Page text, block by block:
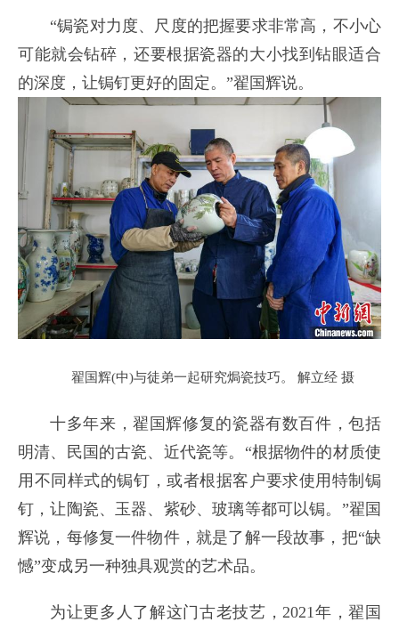
“锔瓷对力度、尺度的把握要求非常高，不小心
可能就会钻碎，还要根据瓷器的大小找到钻眼适合
的深度，让锔钉更好的固定。”翟国辉说。
翟国辉(中)与徒弟一起研究焗瓷技巧。 解立经 摄
十多年来，翟国辉修复的瓷器有数百件，包括
明清、民国的古瓷、近代瓷等。“根据物件的材质使
用不同样式的锔钉，或者根据客户要求使用特制锔
钉，让陶瓷、玉器、紫砂、玻璃等都可以锔。”翟国
辉说，每修复一件物件，就是了解一段故事，把“缺
憾”变成另一种独具观赏的艺术品。
为让更多人了解这门古老技艺，2021年，翟国